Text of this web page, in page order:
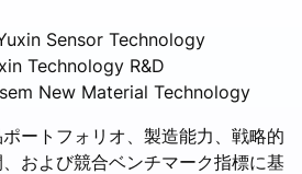
Sensor Technology
Technology R&D
New Material Technology
ートフォリオ、製造能力、戦略的
および競合ベンチマーク指標に基